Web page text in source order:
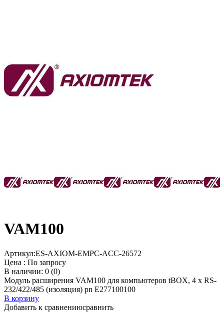
VAM100
Артикул:ES-AXIOM-EMPC-ACC-26572
Цена : По запросу
В наличии: 0 (0)
Модуль расширения VAM100 для компьютеров tBOX, 4 x RS-
232/422/485 (изоляция) pn E277100100
В корзину
Добавить к сравнениюсравнить